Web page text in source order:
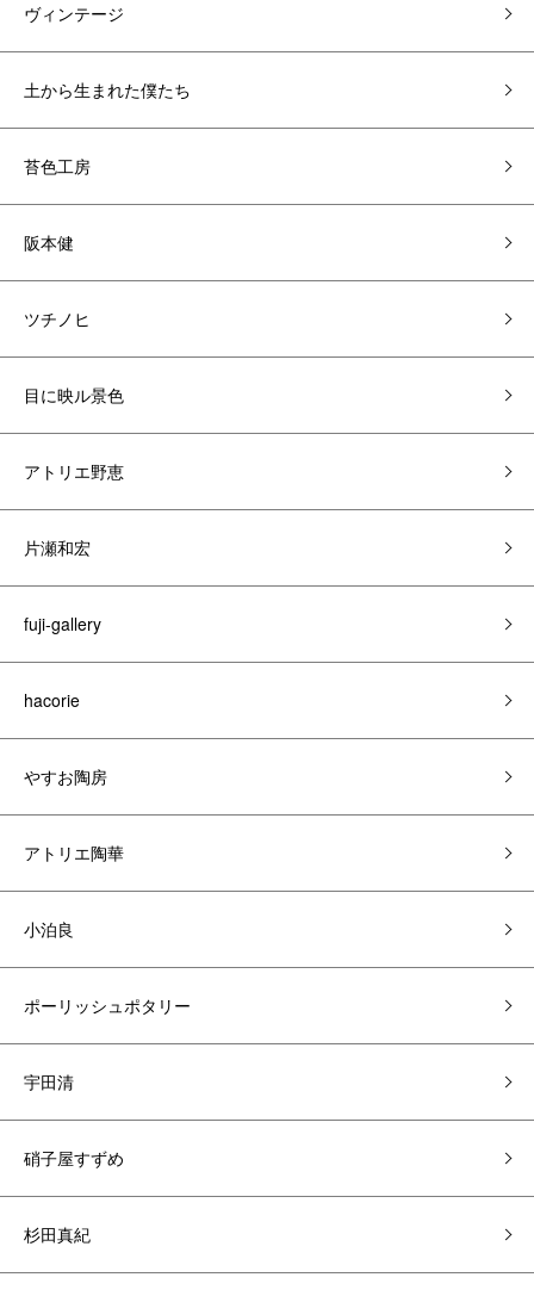
ヴィンテージ
土から生まれた僕たち
苔色工房
阪本健
ツチノヒ
目に映ル景色
アトリエ野恵
片瀬和宏
fuji-gallery
hacorie
やすお陶房
アトリエ陶華
小泊良
ポーリッシュポタリー
宇田清
硝子屋すずめ
杉田真紀